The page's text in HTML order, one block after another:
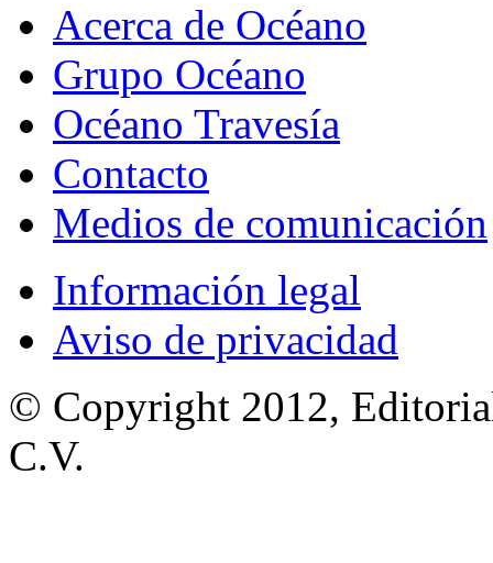
Acerca de Océano
Grupo Océano
Océano Travesía
Contacto
Medios de comunicación
Información legal
Aviso de privacidad
© Copyright 2012,
C.V.